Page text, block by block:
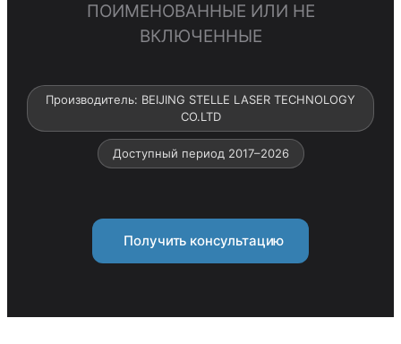
ПОИМЕНОВАННЫЕ ИЛИ НЕ
ВКЛЮЧЕННЫЕ
Производитель: BEIJING STELLE LASER TECHNOLOGY
CO.LTD
Доступный период 2017–2026
Получить консультацию